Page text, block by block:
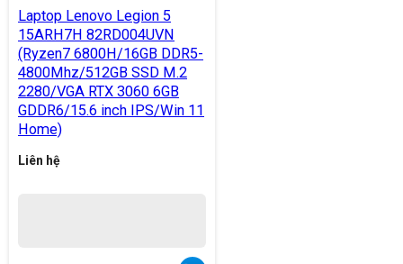
Laptop Lenovo Legion 5
15ARH7H 82RD004UVN
(Ryzen7 6800H/16GB DDR5-
4800Mhz/512GB SSD M.2
2280/VGA RTX 3060 6GB
GDDR6/15.6 inch IPS/Win 11
Home)
Liên hệ